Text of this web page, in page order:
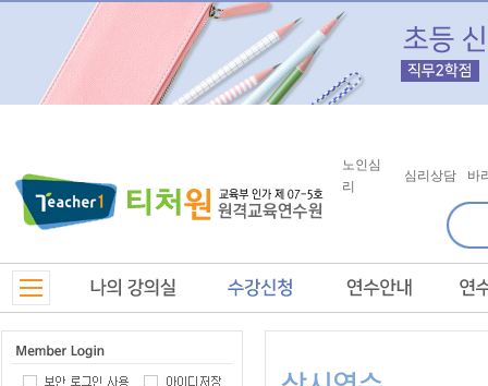
노인심
리
심리상담 바